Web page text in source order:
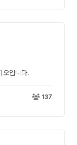
오입니다.
137